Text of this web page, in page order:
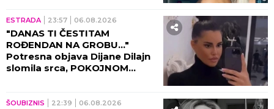
ESTRADA 23:57 06.08.2026
"DANAS TI ČESTITAM
ROĐENDAN NA GROBU..."
Potresna objava Dijane Dilajn
slomila srca, POKOJNOM
ŠOUBIZNIS 22:39 06.08.2026